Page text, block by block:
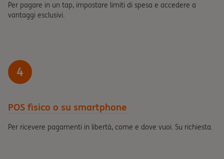
Per pagare in un tap, impostare limiti di spesa e accedere a
vantaggi esclusivi.
4
POS fisico o su smartphone
Per ricevere pagamenti in libertà, come e dove vuoi. Su richiesta.